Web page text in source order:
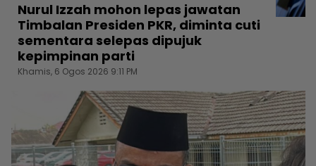
Nurul Izzah mohon lepas jawatan
Timbalan Presiden PKR, diminta cuti
sementara selepas dipujuk
kepimpinan parti
Khamis, 6 Ogos 2026 9:11 PM